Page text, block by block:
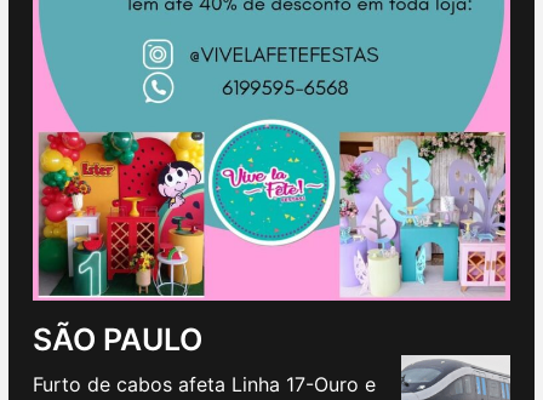
SÃO PAULO
Furto de cabos afeta Linha 17-Ouro e